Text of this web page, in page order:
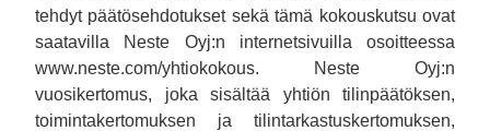
tehdyt päätösehdotukset sekä tämä kokouskutsu ovat
saatavilla Neste Oyj:n internetsivuilla osoitteessa
www.neste.com/yhtiokokous. Neste Oyj:n
vuosikertomus, joka sisältää yhtiön tilinpäätöksen,
toimintakertomuksen ja tilintarkastuskertomuksen,